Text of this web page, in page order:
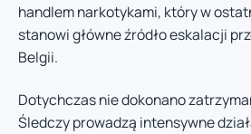
handlem narkotykami, który w
stanowi główne źródło eskalacji
Belgii.
Dotychczas nie dokonano
Śledczy prowadzą intensywne